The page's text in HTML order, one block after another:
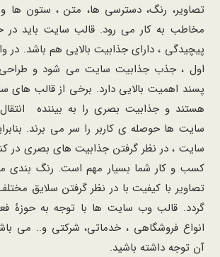
تصاویر، رنگ، دسترسی ها، متن ، ستون‌ ها
مخاطب به کار می رود. قالب سایت باید
پیچیدگی ، دارای جذابیت بالایی هم باشد. در
اول ، جذب جذابیت سایت می شود و طراحی
پسند اهمیت بالایی دارد. برخی از قالب
هستند و جذابیت بصری را به بیننده
سایت ها حوصله ی کاربر را سر می برند.
سایت ، در نظر گرفتن جذابیت های بصری در
کسب و کار شما بسیار مهم است. رنگ بندی
تصاویر با کیفیت با در نظر گرفتن سلایق
گردد. قالب وب سایت ها با توجه به حوزۀ
انواع فروشگاهی ، خدماتی، شرکتی و.. می
آن توجه داشته باشید.